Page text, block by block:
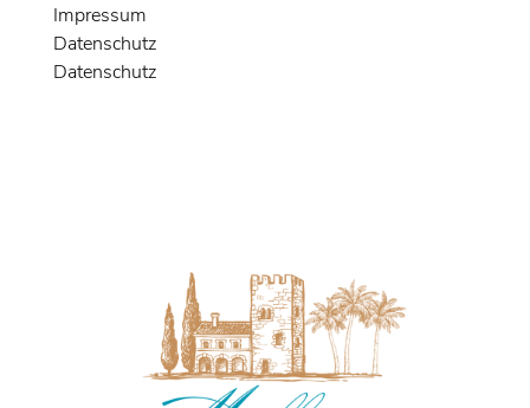
Impressum
Datenschutz
Datenschutz